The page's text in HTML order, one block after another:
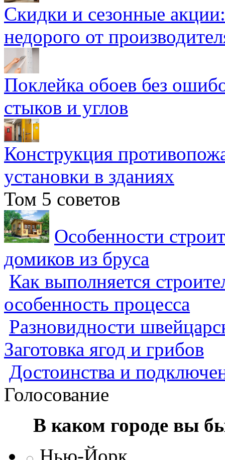
Скидки и сезонные
недорого от
Поклейка обоев без
стыков и углов
Конструкция
установки в зданиях
Том 5 советов
Особенности
домиков из бруса
Как выполняется
особенность процесса
Разновидности
Заготовка ягод и грибов
Достоинства и
Голосование
В каком городе вы